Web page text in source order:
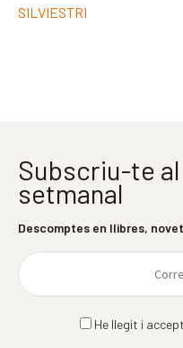
d'entrades
anterior:
SILVIESTRI
Subscriu-te
setmanal
Descomptes en llibres,
He llegit i